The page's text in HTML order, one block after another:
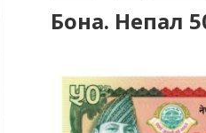
Бона. Непал